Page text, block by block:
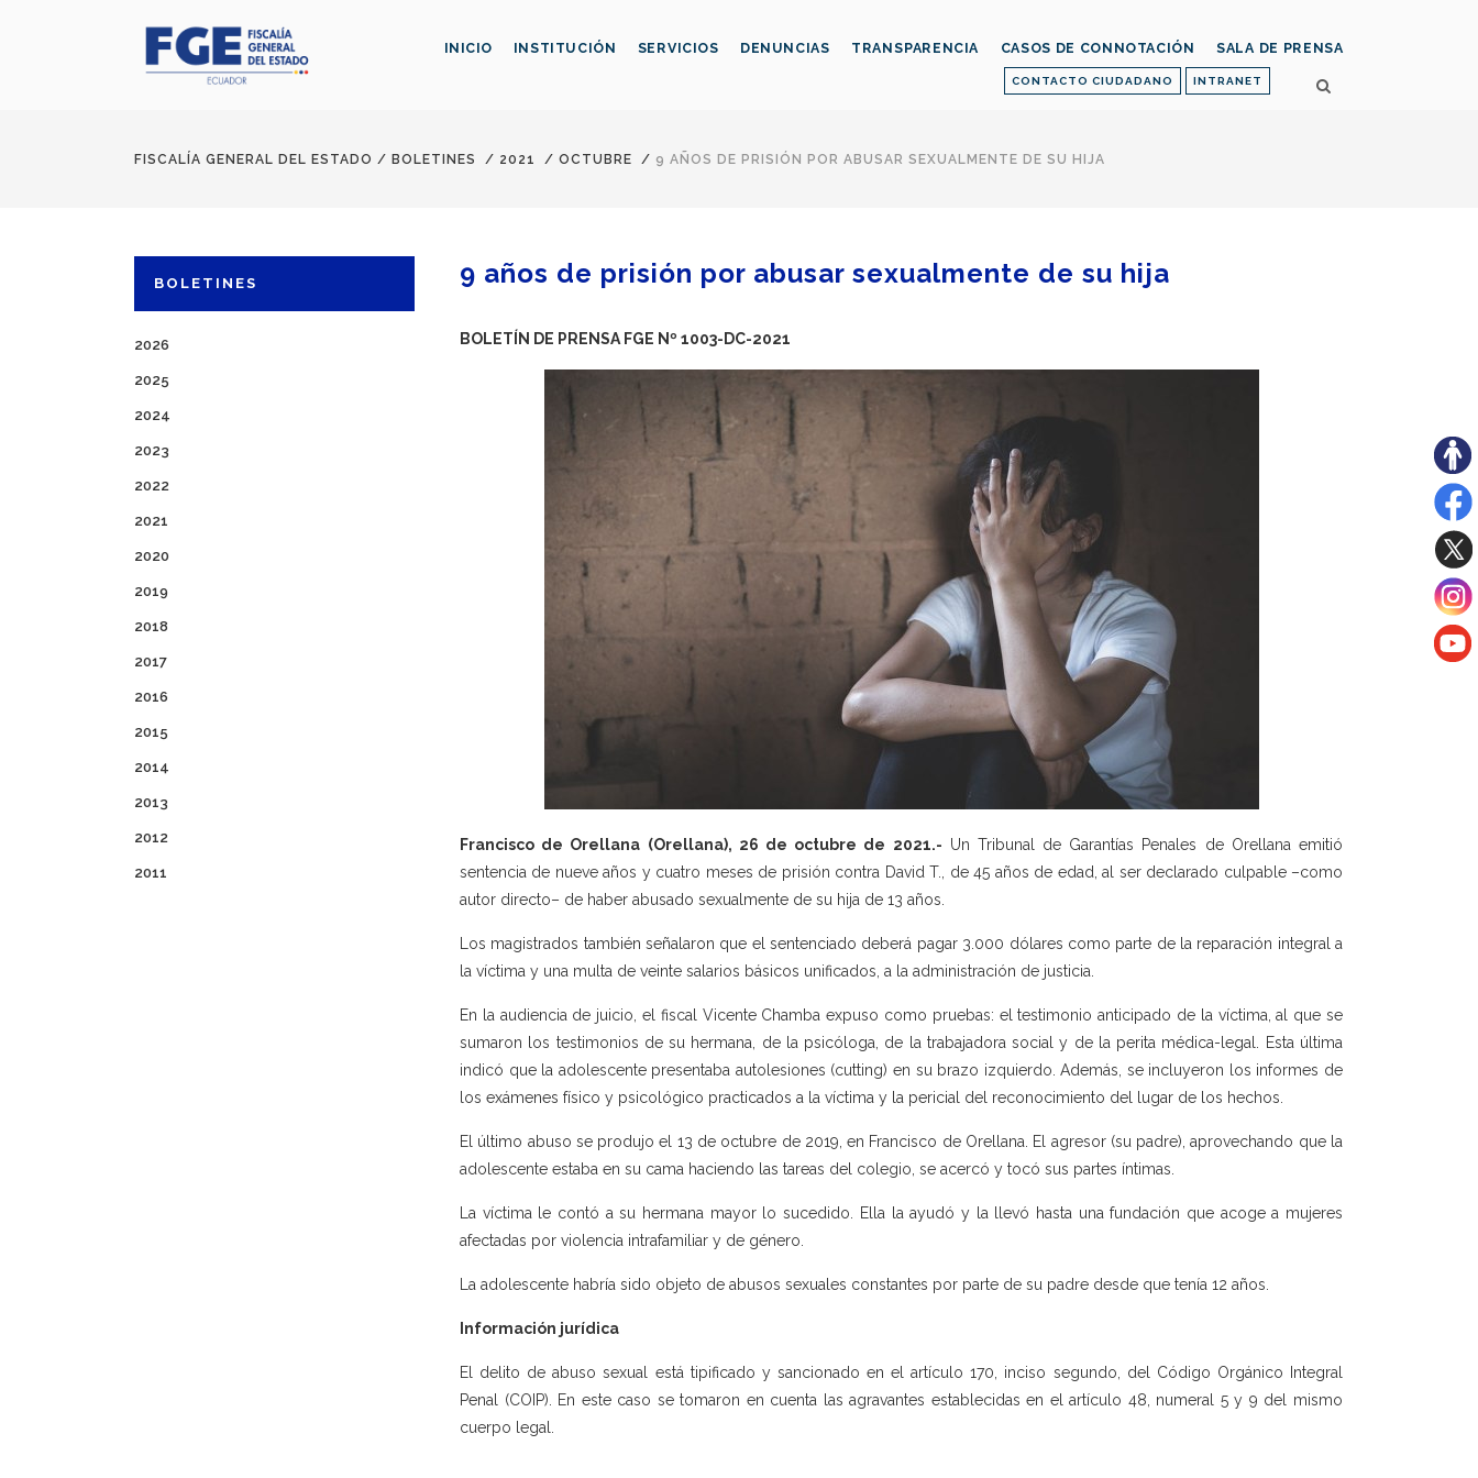
CONTACTO CIUDADANO INTRANET
INICIO INSTITUCIÓN SERVICIOS DENUNCIAS TRANSPARENCIA CASOS DE CONNOTACIÓN SALA DE PRENSA
FISCALÍA GENERAL DEL ESTADO / BOLETINES / 2021 / OCTUBRE / 9 AÑOS DE PRISIÓN POR ABUSAR SEXUALMENTE DE SU HIJA
BOLETINES
2026
2025
2024
2023
2022
2021
2020
2019
2018
2017
2016
2015
2014
2013
2012
2011
9 años de prisión por abusar sexualmente de su hija
BOLETÍN DE PRENSA FGE Nº 1003-DC-2021
Francisco de Orellana (Orellana), 26 de octubre de 2021.- Un Tribunal de Garantías Penales de Orellana emitió
sentencia de nueve años y cuatro meses de prisión contra David T., de 45 años de edad, al ser declarado culpable –como
autor directo– de haber abusado sexualmente de su hija de 13 años.
Los magistrados también señalaron que el sentenciado deberá pagar 3.000 dólares como parte de la reparación integral a
la víctima y una multa de veinte salarios básicos unificados, a la administración de justicia.
En la audiencia de juicio, el fiscal Vicente Chamba expuso como pruebas: el testimonio anticipado de la víctima, al que se
sumaron los testimonios de su hermana, de la psicóloga, de la trabajadora social y de la perita médica-legal. Esta última
indicó que la adolescente presentaba autolesiones (cutting) en su brazo izquierdo. Además, se incluyeron los informes de
los exámenes físico y psicológico practicados a la víctima y la pericial del reconocimiento del lugar de los hechos.
El último abuso se produjo el 13 de octubre de 2019, en Francisco de Orellana. El agresor (su padre), aprovechando que la
adolescente estaba en su cama haciendo las tareas del colegio, se acercó y tocó sus partes íntimas.
La víctima le contó a su hermana mayor lo sucedido. Ella la ayudó y la llevó hasta una fundación que acoge a mujeres
afectadas por violencia intrafamiliar y de género.
La adolescente habría sido objeto de abusos sexuales constantes por parte de su padre desde que tenía 12 años.
Información jurídica
El delito de abuso sexual está tipificado y sancionado en el artículo 170, inciso segundo, del Código Orgánico Integral
Penal (COIP). En este caso se tomaron en cuenta las agravantes establecidas en el artículo 48, numeral 5 y 9 del mismo
cuerpo legal.